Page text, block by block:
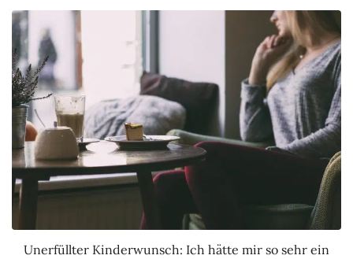
Unerfüllter Kinderwunsch: Ich hätte mir so sehr ein